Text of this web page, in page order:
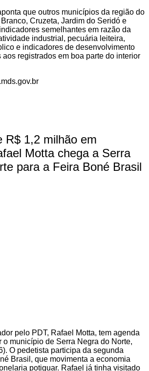
que outros municípios da região do
Cruzeta, Jardim do Seridó e
semelhantes em razão da
industrial, pecuária leiteira,
e indicadores de desenvolvimento
aos registrados em boa parte do interior
R$ 1,2 milhão em
Motta chega a Serra
para a Feira Boné Brasil
pelo PDT, Rafael Motta, tem agenda
o município de Serra Negra do Norte,
O pedetista participa da segunda
Brasil, que movimenta a economia
potiguar. Rafael já tinha visitado